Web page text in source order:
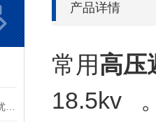
产品详情
常用高压
18.5kv